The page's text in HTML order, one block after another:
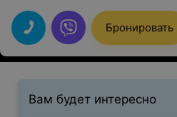
Бронировать
Вам будет интересно